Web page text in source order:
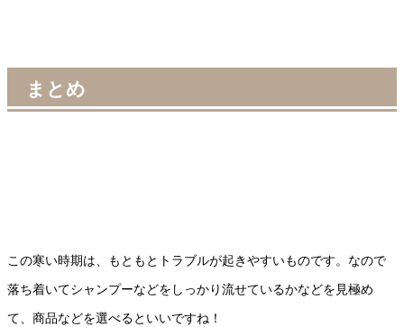
まとめ
この寒い時期は、もともとトラブルが起きやすいものです。なので
落ち着いてシャンプーなどをしっかり流せているかなどを見極め
て、商品などを選べるといいですね！